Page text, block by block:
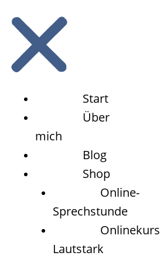
Start
Über
mich
Blog
Shop
Online-
Sprechstunde
Onlinekurs
Lautstark